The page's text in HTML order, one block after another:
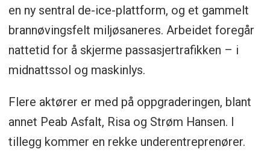
en ny sentral de-ice-plattform, og et gammelt
brannøvingsfelt miljøsaneres. Arbeidet foregår
nattetid for å skjerme passasjertrafikken – i
midnattssol og maskinlys.
Flere aktører er med på oppgraderingen, blant
annet Peab Asfalt, Risa og Strøm Hansen. I
tillegg kommer en rekke underentreprenører.